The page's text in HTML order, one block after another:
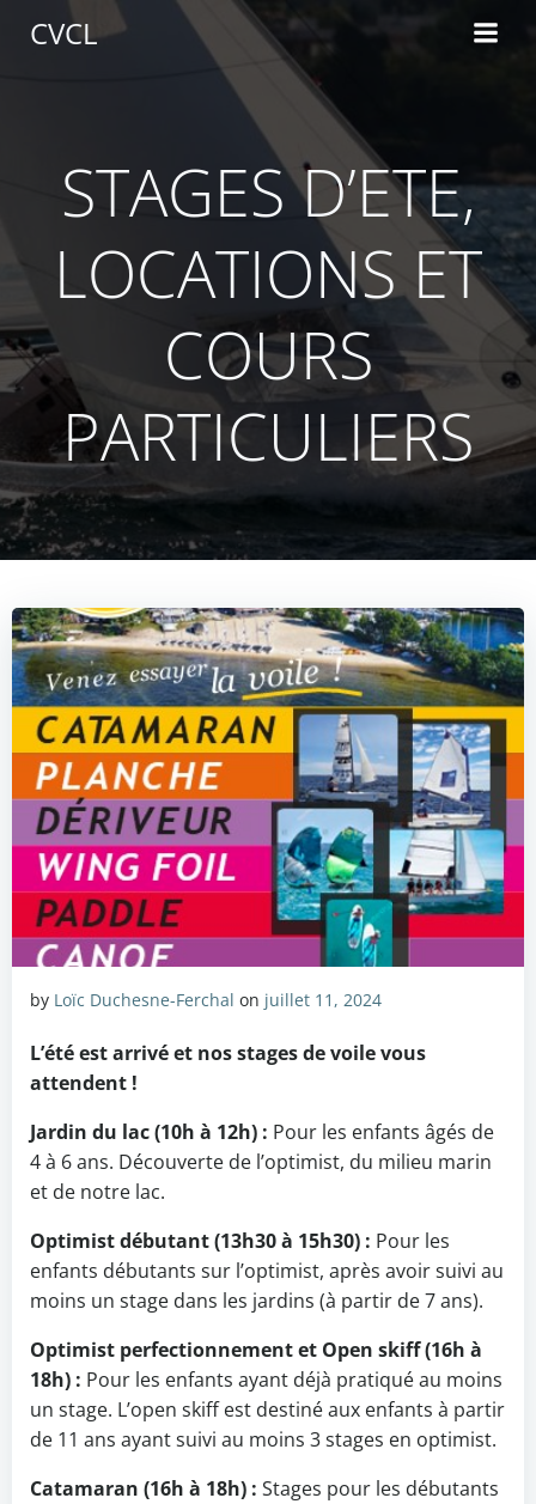
Aller
au
contenu
CVCL
STAGES D’ETE,
LOCATIONS ET
COURS
PARTICULIERS
by Loïc Duchesne-Ferchal on juillet 11, 2024
L’été est arrivé et nos stages de voile vous
attendent !
Jardin du lac (10h à 12h) : Pour les enfants âgés de
4 à 6 ans. Découverte de l’optimist, du milieu marin
et de notre lac.
Optimist débutant (13h30 à 15h30) : Pour les
enfants débutants sur l’optimist, après avoir suivi au
moins un stage dans les jardins (à partir de 7 ans).
Optimist perfectionnement et Open skiff (16h à
18h) : Pour les enfants ayant déjà pratiqué au moins
un stage. L’open skiff est destiné aux enfants à partir
de 11 ans ayant suivi au moins 3 stages en optimist.
Catamaran (16h à 18h) : Stages pour les débutants